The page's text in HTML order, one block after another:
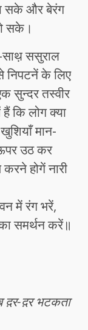
सके और बेरंग
सके।
साथ़ ससुराल
निपटनें के लिए
सुन्दर तस्वीर
कि लोग क्या
मान-
उठ कर
होगें नारी
में रंग भरें,
का समर्थन करें॥
द़र-द़र भटकता